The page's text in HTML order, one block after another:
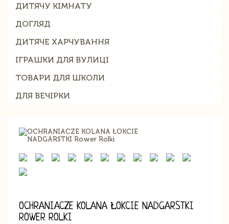
ДИТЯЧУ КІМНАТУ
ДОГЛЯД
ДИТЯЧЕ ХАРЧУВАННЯ
ІГРАШКИ ДЛЯ ВУЛИЦІ
ТОВАРИ ДЛЯ ШКОЛИ
ДЛЯ ВЕЧІРКИ
OCHRANIACZE KOLANA ŁOKCIE NADGARSTKI
ROWER ROLKI